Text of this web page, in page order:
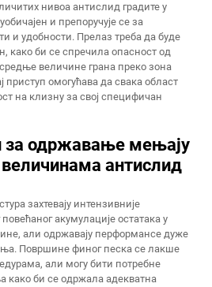
нивоа антислид градите у
и препоручује се за
и удобности. Прелаз треба да буде
како би се спречила опасност од
величине грана преко зона
приступ омогућава да свака област
на клизну за свој специфичан
за одржавање мењају
антислид
захтевају интензивније
акумулације остатака у
али одржавају перформансе дуже
Површине финог песка се лакше
али могу бити потребне
би се одржала адекватна